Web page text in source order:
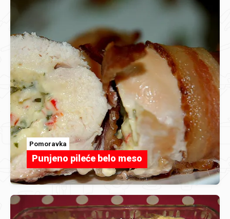
Pomoravka
Punjeno pileće belo meso